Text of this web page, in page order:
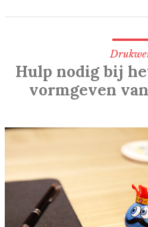
Hulp nodig bij
vormgeven